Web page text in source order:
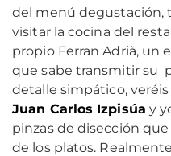
del menú degustación,
visitar la cocina del
propio Ferran Adrià, un
que sabe transmitir su
detalle simpático,
Juan Carlos Izpisúa y
pinzas de disección
de los platos.